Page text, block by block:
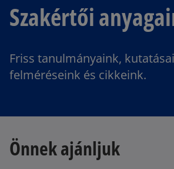
Szakértői
Friss tanulmányaink,
felméréseink és cikkeink.
Önnek ajánljuk